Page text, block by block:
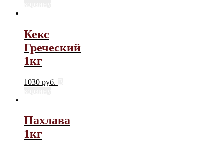
Кекс
Греческий
1кг
1030 руб.
Пахлава
1кг